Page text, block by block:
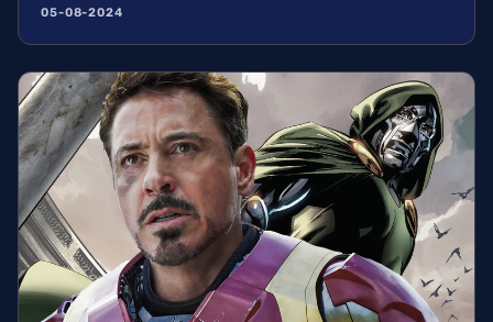
05-08-2024